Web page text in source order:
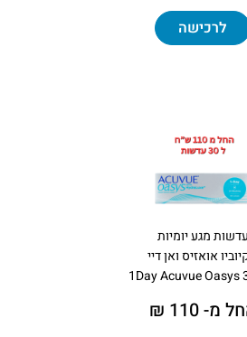
לרכישה
עדשות מגע יומיות
אואזיס ואן דיי
1Day Acuvue Oasys
מ- 110 ₪